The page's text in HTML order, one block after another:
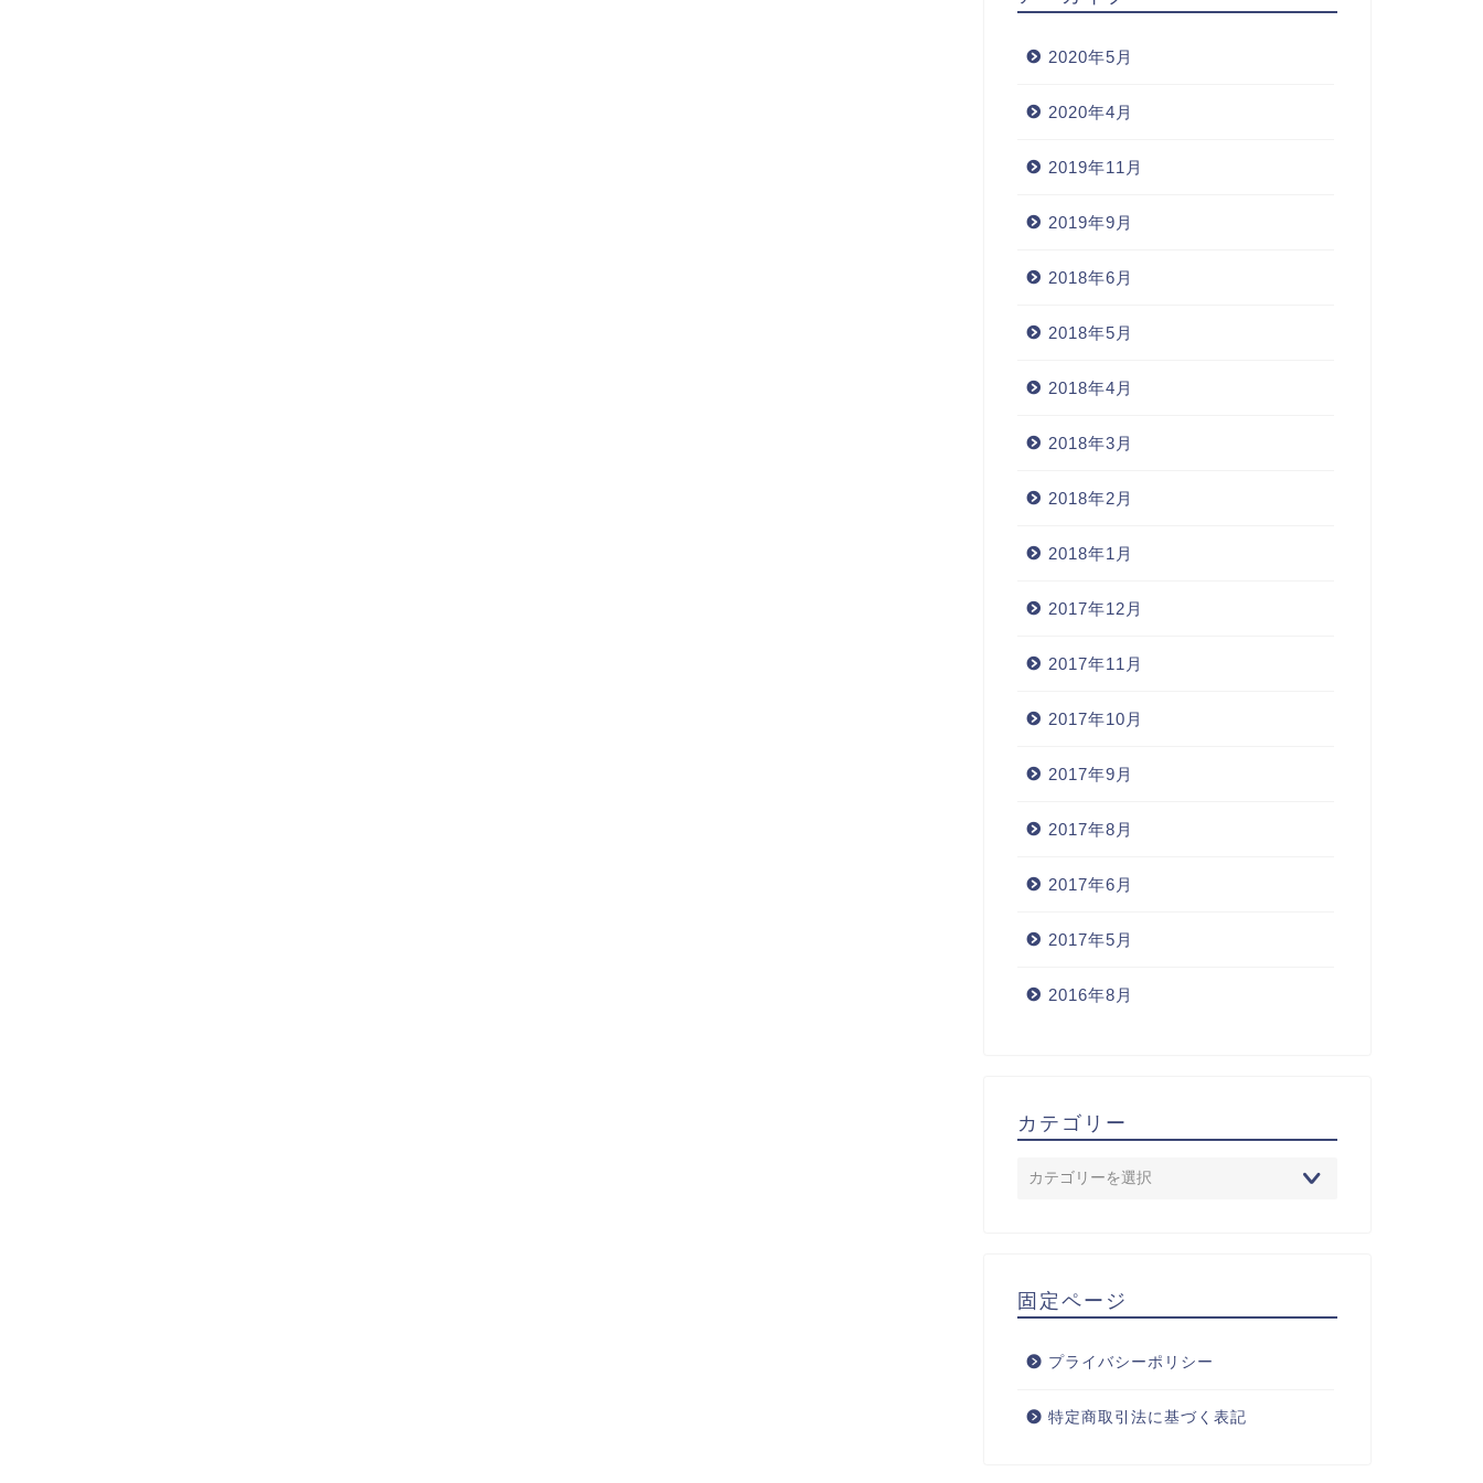
2020年5月
2020年4月
2019年11月
2019年9月
2018年6月
2018年5月
2018年4月
2018年3月
2018年2月
2018年1月
2017年12月
2017年11月
2017年10月
2017年9月
2017年8月
2017年6月
2017年5月
2016年8月
カテゴリー
固定ページ
プライバシーポリシー
特定商取引法に基づく表記